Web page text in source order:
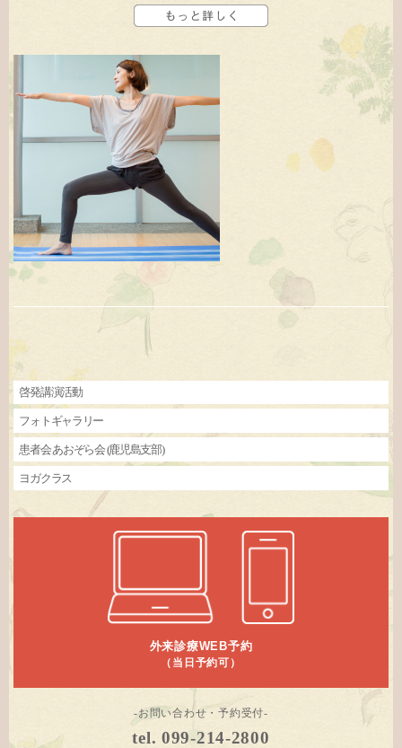
啓発講演活動
フォトギャラリー
患者会 あおぞら会 (鹿児島支部)
ヨガクラス
外来診療WEB予約
（当日予約可）
-お問い合わせ・予約受付-
tel. 099-214-2800